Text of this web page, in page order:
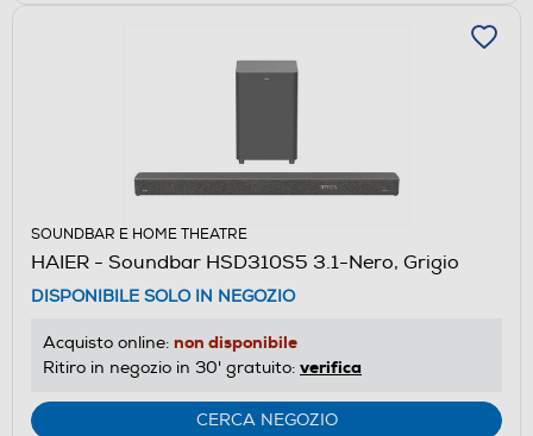
SOUNDBAR E HOME THEATRE
HAIER - Soundbar HSD310S5 3.1-Nero, Grigio
DISPONIBILE SOLO IN NEGOZIO
Acquisto online: non disponibile
Ritiro in negozio in 30' gratuito: verifica
CERCA NEGOZIO